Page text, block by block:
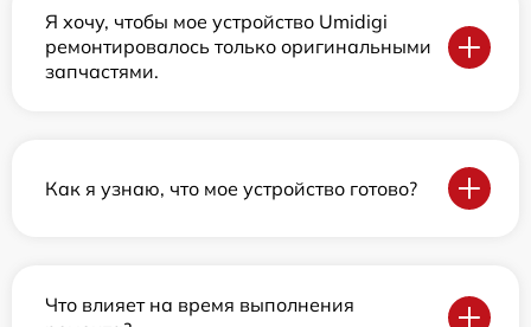
Я хочу, чтобы мое устройство Umidigi
ремонтировалось только оригинальными
запчастями.
Как я узнаю, что мое устройство готово?
Что влияет на время выполнения